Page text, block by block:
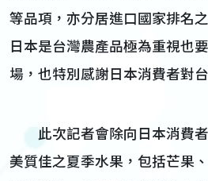
等品項，亦分居進口國家排名
日本是台灣農產品極為重視也
場，也特別感謝日本消費者對
此次記者會除向日本消費者
美質佳之夏季水果，包括芒果